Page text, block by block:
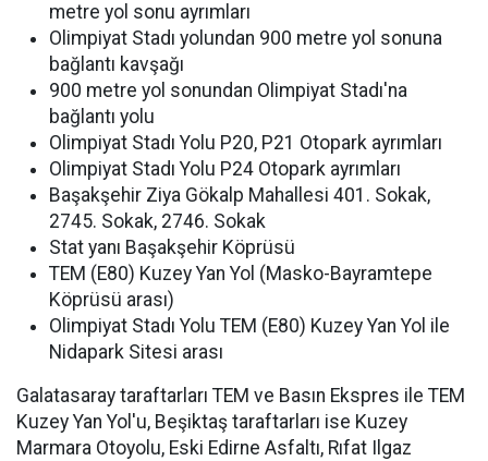
metre yol sonu ayrımları
Olimpiyat Stadı yolundan 900 metre yol sonuna
bağlantı kavşağı
900 metre yol sonundan Olimpiyat Stadı'na
bağlantı yolu
Olimpiyat Stadı Yolu P20, P21 Otopark ayrımları
Olimpiyat Stadı Yolu P24 Otopark ayrımları
Başakşehir Ziya Gökalp Mahallesi 401. Sokak,
2745. Sokak, 2746. Sokak
Stat yanı Başakşehir Köprüsü
TEM (E80) Kuzey Yan Yol (Masko-Bayramtepe
Köprüsü arası)
Olimpiyat Stadı Yolu TEM (E80) Kuzey Yan Yol ile
Nidapark Sitesi arası
Galatasaray taraftarları TEM ve Basın Ekspres ile TEM
Kuzey Yan Yol'u, Beşiktaş taraftarları ise Kuzey
Marmara Otoyolu, Eski Edirne Asfaltı, Rıfat Ilgaz